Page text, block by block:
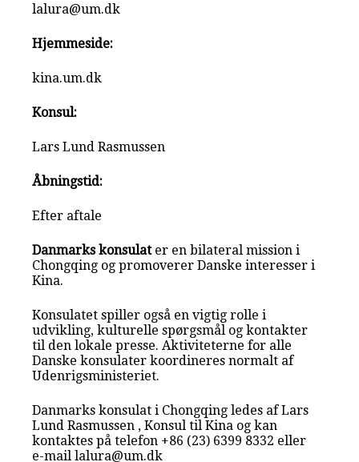
lalura@um.dk
Hjemmeside:
kina.um.dk
Konsul:
Lars Lund Rasmussen
Åbningstid:
Efter aftale
Danmarks konsulater en bilateral mission i
Chongqing og promoverer Danske interesser i
Kina.
Konsulatet spiller også en vigtig rolle i
udvikling, kulturelle spørgsmål og kontakter
til den lokale presse. Aktiviteterne for alle
Danske konsulater koordineres normalt af
Udenrigsministeriet.
Danmarks konsulat i Chongqing ledes af Lars
Lund Rasmussen , Konsul til Kina og kan
kontaktes på telefon +86 (23) 6399 8332 eller
e-mail lalura@um.dk